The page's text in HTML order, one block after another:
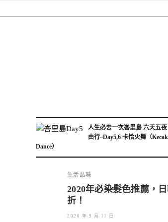
人生必去一次峇里島 六天五夜
由行–Day5,6 卡恰火舞（Kecak
Dance）
生活品味
2020年必染髮色推薦，
折！
2020 年 9 月 11 日